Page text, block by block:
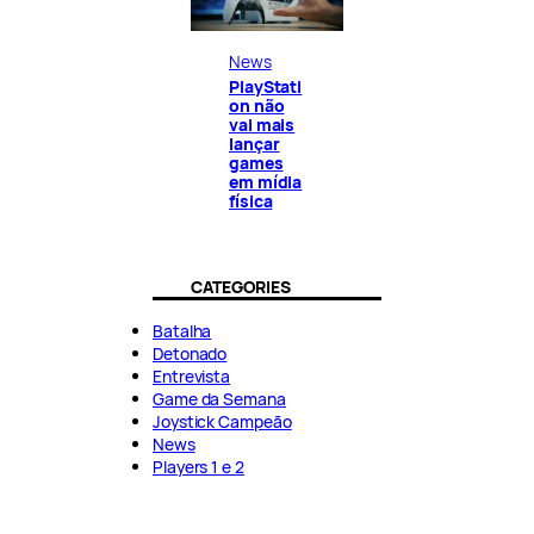
News
PlayStati
on não
vai mais
lançar
games
em mídia
física
CATEGORIES
Batalha
Detonado
Entrevista
Game da Semana
Joystick Campeão
News
Players 1 e 2